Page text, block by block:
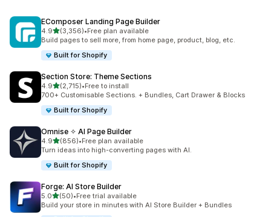
EComposer Landing Page Builder
4.9별 5개 중
(3,356)
총 리뷰 3356개
•Free plan available
Build pages to sell more, from home page, product, blog, etc.
Built for Shopify
Section Store: Theme Sections
4.9별 5개 중
(2,715)
총 리뷰 2715개
•Free to install
700+ Customisable Sections. + Bundles, Cart Drawer & Blocks
Built for Shopify
Omnise ✧ AI Page Builder
4.9별 5개 중
(856)
총 리뷰 856개
•Free plan available
Turn ideas into high-converting pages with AI.
Built for Shopify
Forge: AI Store Builder
5.0별 5개 중
(50)
총 리뷰 50개
•Free trial available
Build your store in minutes with AI Store Builder + Bundles